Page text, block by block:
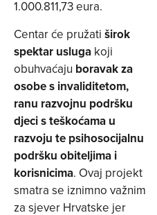
1.000.811,73 eura.
Centar će pružati širok
spektar usluga koji
obuhvaćaju boravak za
osobe s invaliditetom,
ranu razvojnu podršku
djeci s teškoćama u
razvoju te psihosocijalnu
podršku obiteljima i
korisnicima. Ovaj projekt
smatra se iznimno važnim
za sjever Hrvatske jer